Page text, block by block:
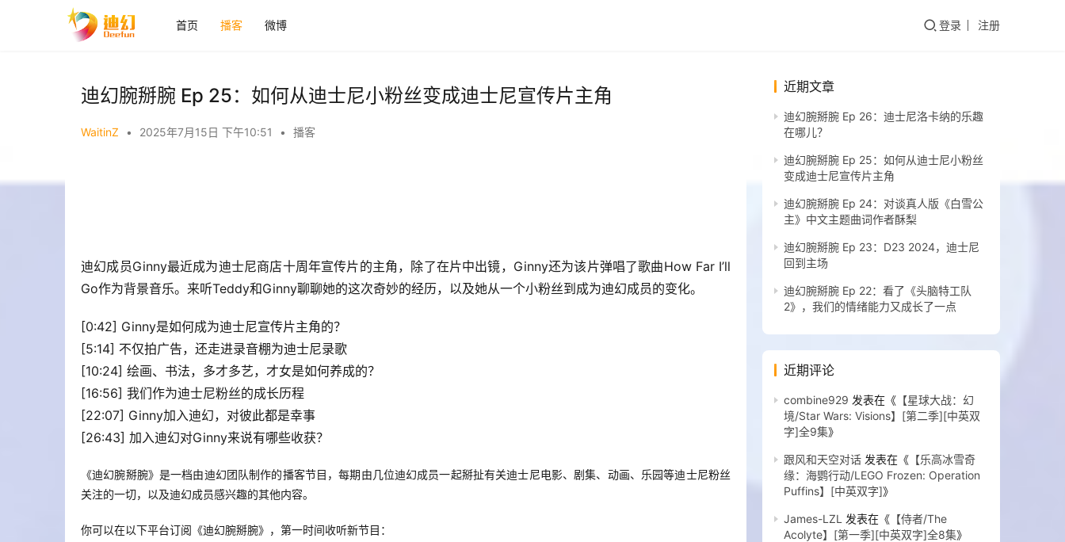
首页 播客 微博 登录 注册
迪幻腕掰腕 Ep 25：如何从迪士尼小粉丝变成迪士尼宣传片主角
WaitinZ • 2025年7月15日 下午10:51 • 播客
迪幻成员Ginny最近成为迪士尼商店十周年宣传片的主角，除了在片中出镜，Ginny还为该片弹唱了歌曲How Far I’ll
Go作为背景音乐。来听Teddy和Ginny聊聊她的这次奇妙的经历，以及她从一个小粉丝到成为迪幻成员的变化。
[0:42] Ginny是如何成为迪士尼宣传片主角的？
[5:14] 不仅拍广告，还走进录音棚为迪士尼录歌
[10:24] 绘画、书法，多才多艺，才女是如何养成的？
[16:56] 我们作为迪士尼粉丝的成长历程
[22:07] Ginny加入迪幻，对彼此都是幸事
[26:43] 加入迪幻对Ginny来说有哪些收获？
《迪幻腕掰腕》是一档由迪幻团队制作的播客节目，每期由几位迪幻成员一起掰扯有关迪士尼电影、剧集、动画、乐园等迪士尼粉丝
关注的一切，以及迪幻成员感兴趣的其他内容。
你可以在以下平台订阅《迪幻腕掰腕》，第一时间收听新节目：
近期文章
迪幻腕掰腕 Ep 26：迪士尼洛卡纳的乐趣
在哪儿？
迪幻腕掰腕 Ep 25：如何从迪士尼小粉丝
变成迪士尼宣传片主角
迪幻腕掰腕 Ep 24：对谈真人版《白雪公
主》中文主题曲词作者酥梨
迪幻腕掰腕 Ep 23：D23 2024，迪士尼
回到主场
迪幻腕掰腕 Ep 22：看了《头脑特工队
2》，我们的情绪能力又成长了一点
近期评论
combine929 发表在《 【星球大战：幻
境/Star Wars: Visions】[第二季][中英双
字]全9集》
跟风和天空对话 发表在《 【乐高冰雪奇
缘：海鹦行动/LEGO Frozen: Operation
Puffins】[中英双字]》
James-LZL 发表在《 【侍者/The
Acolyte】[第一季][中英双字]全8集》